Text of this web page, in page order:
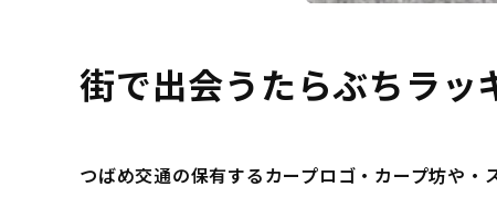
街で出会うたらぶちラッ
つばめ交通の保有するカープロゴ・カープ坊や